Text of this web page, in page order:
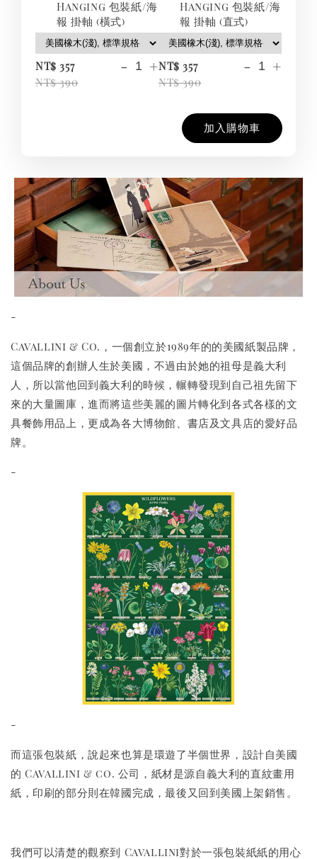
Hanging 包裝紙/海
報 掛軸 (橫式)
NT$ 357
NT$ 390
- +
Hanging 包裝紙/海
報 掛軸 (直式)
NT$ 357
NT$ 390
- +
加入購物車
-
Cavallini & Co.，一個創立於1989年的的美國紙製品牌，
這個品牌的創辦人生於美國，不過由於她的祖母是義大利
人，所以當他回到義大利的時候，輾轉發現到自己祖先留下
來的大量圖庫，進而將這些美麗的圖片轉化到各式各樣的文
具餐飾用品上，更成為各大博物館、書店及文具店的愛好品
牌。
-
-
而這張包裝紙，說起來也算是環遊了半個世界，設計自美國
的 Cavallini & co. 公司，紙材是源自義大利的直紋畫用
紙，印刷的部分則在韓國完成，最後又回到美國上架銷售。
我們可以清楚的觀察到 Cavallini對於一張包裝紙紙的用心